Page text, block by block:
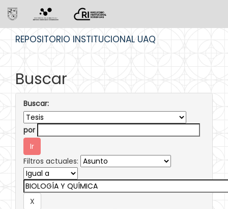
REPOSITORIO INSTITUCIONAL UAQ
Buscar
Buscar:
por
Filtros actuales: